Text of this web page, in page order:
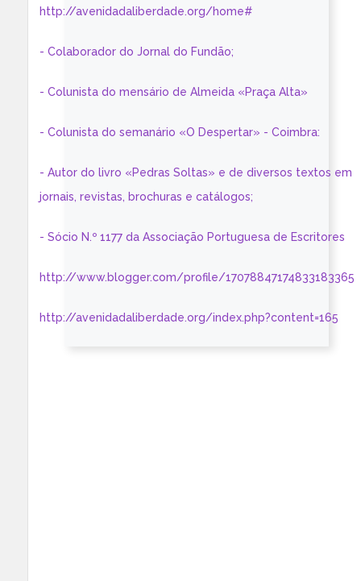
http://avenidadaliberdade.org/home#
- Colaborador do Jornal do Fundão;
- Colunista do mensário de Almeida «Praça Alta»
- Colunista do semanário «O Despertar» - Coimbra:
- Autor do livro «Pedras Soltas» e de diversos textos em
jornais, revistas, brochuras e catálogos;
- Sócio N.º 1177 da Associação Portuguesa de Escritores
http://www.blogger.com/profile/17078847174833183365
http://avenidadaliberdade.org/index.php?content=165